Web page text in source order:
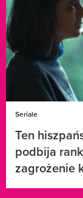
Seriale
Ten
podbija
zagrożenie